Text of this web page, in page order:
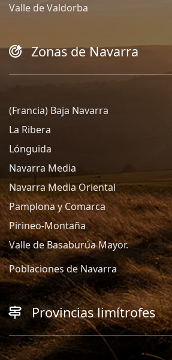
Valle de Valdorba
Zonas de Navarra
(Francia) Baja Navarra
La Ribera
Lónguida
Navarra Media
Navarra Media Oriental
Pamplona y Comarca
Pirineo-Montaña
Valle de Basaburúa Mayor.
Poblaciones de Navarra
Provincias limítrofes